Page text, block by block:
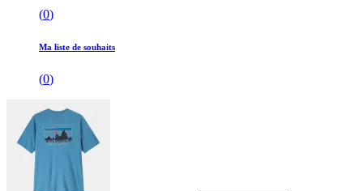
(0)
Ma liste de souhaits
(0)